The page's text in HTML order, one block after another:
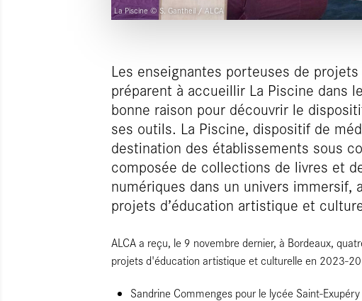
La Piscine © S. Gantheil / ALCA
Les enseignantes porteuses de
préparent à accueillir La Piscine dans
bonne raison pour découvrir le
ses outils. La Piscine, dispositif de
destination des établissements sous
composée de collections de livres et
numériques dans un univers immersif,
projets d’éducation artistique et
ALCA a reçu, le 9 novembre dernier, à Bordeaux,
projets d'éducation artistique et culturelle en 2023-
Sandrine Commenges pour le lycée Saint-